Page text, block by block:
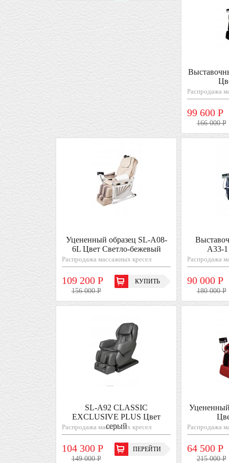
Распродажа
166 000 Р
99 600 Р
Уцененный образец SL-A08-
6L Цвет Светло-бежевый
Распродажа массажных кресел
156 000 Р
109 200 Р КУПИТЬ
A33-
Распродажа
180 000 Р
90 000 Р
SL-A92 СLASSIC
EXCLUSIVE PLUS Цвет
серый
Распродажа массажных кресел
149 000 Р
104 300 Р ПЕРЕЙТИ
Распродажа
215 000 Р
64 500 Р